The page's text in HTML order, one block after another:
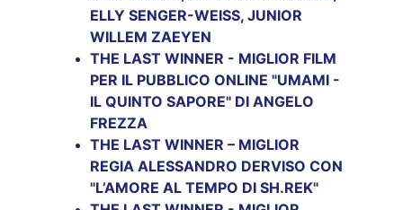
ELLY SENGER-WEISS, JUNIOR
WILLEM ZAEYEN
THE LAST WINNER - MIGLIOR FILM
PER IL PUBBLICO ONLINE "UMAMI -
IL QUINTO SAPORE" DI ANGELO
FREZZA
THE LAST WINNER – MIGLIOR
REGIA ALESSANDRO DERVISO CON
"L’AMORE AL TEMPO DI SH.REK"